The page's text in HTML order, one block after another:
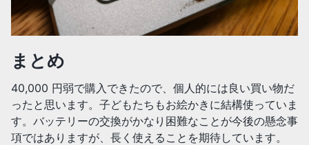
まとめ
40,000 円弱で購入できたので、個人的には良い買い物だ
ったと思います。子どもたちもお絵かきに結構使っていま
す。バッテリーの交換がかなり困難なことが今後の懸念事
項ではありますが、長く使えることを期待しています。